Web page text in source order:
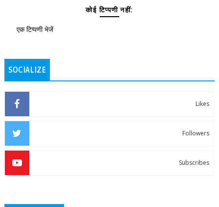
कोई टिप्पणी नहीं:
एक टिप्पणी भेजें
SOCIALIZE
Likes
Followers
Subscribes